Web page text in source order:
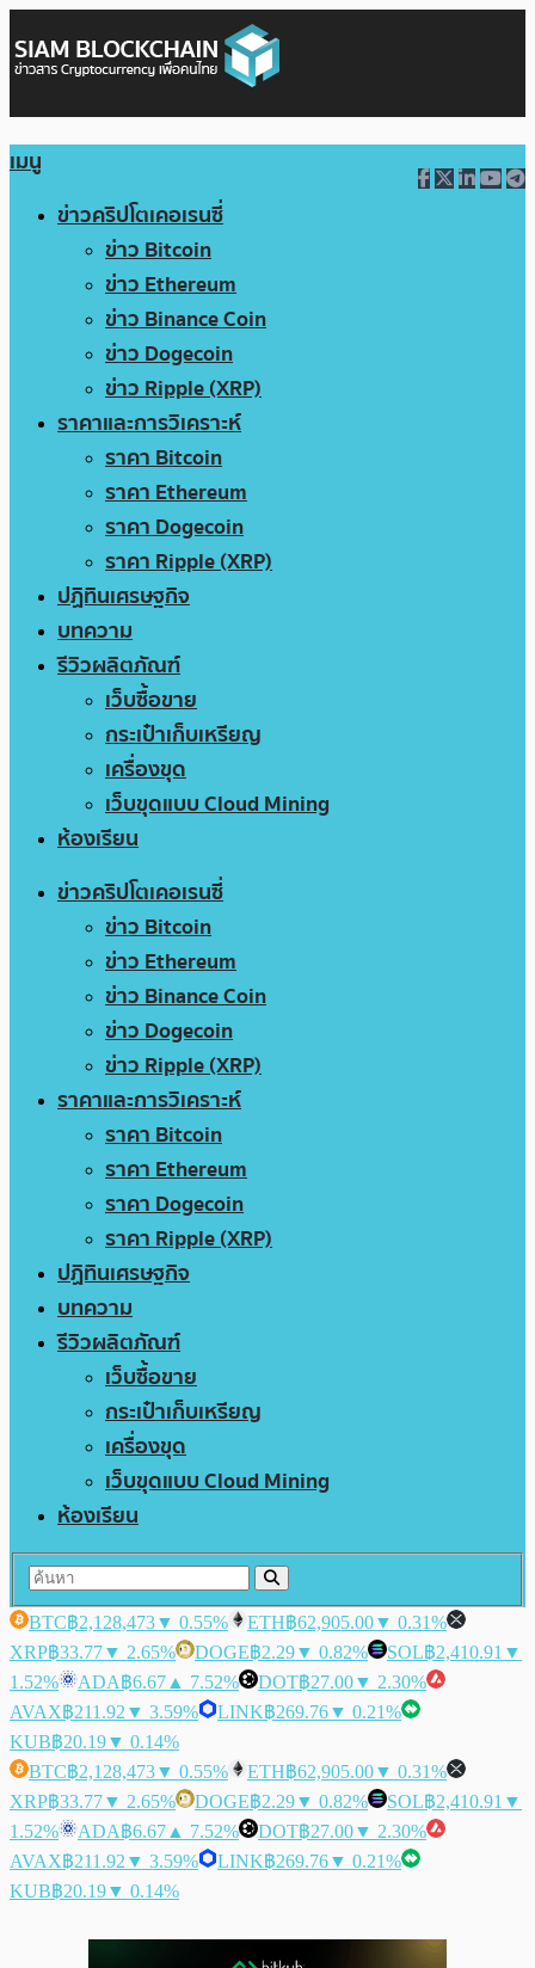
เมนู
ข่าวคริปโตเคอเรนซี่
ข่าว Bitcoin
ข่าว Ethereum
ข่าว Binance Coin
ข่าว Dogecoin
ข่าว Ripple (XRP)
ราคาและการวิเคราะห์
ราคา Bitcoin
ราคา Ethereum
ราคา Dogecoin
ราคา Ripple (XRP)
ปฏิทินเศรษฐกิจ
บทความ
รีวิวผลิตภัณฑ์
เว็บซื้อขาย
กระเป๋าเก็บเหรียญ
เครื่องขุด
เว็บขุดแบบ Cloud Mining
ห้องเรียน
ข่าวคริปโตเคอเรนซี่
ข่าว Bitcoin
ข่าว Ethereum
ข่าว Binance Coin
ข่าว Dogecoin
ข่าว Ripple (XRP)
ราคาและการวิเคราะห์
ราคา Bitcoin
ราคา Ethereum
ราคา Dogecoin
ราคา Ripple (XRP)
ปฏิทินเศรษฐกิจ
บทความ
รีวิวผลิตภัณฑ์
เว็บซื้อขาย
กระเป๋าเก็บเหรียญ
เครื่องขุด
เว็บขุดแบบ Cloud Mining
ห้องเรียน
BTC฿2,128,473▼ 0.55% ETH฿62,905.00▼ 0.31%
XRP฿33.77▼ 2.65% DOGE฿2.29▼ 0.82% SOL฿2,410.91 ▼
1.52%
ADA฿6.67 ▲ 7.52% DOT฿27.00▼ 2.30%
AVAX฿211.92 ▼ 3.59% LINK฿269.76▼ 0.21%
KUB฿20.19▼ 0.14%
BTC฿2,128,473▼ 0.55% ETH฿62,905.00▼ 0.31%
XRP฿33.77▼ 2.65% DOGE฿2.29▼ 0.82% SOL฿2,410.91 ▼
1.52%
ADA฿6.67 ▲ 7.52% DOT฿27.00▼ 2.30%
AVAX฿211.92 ▼ 3.59% LINK฿269.76▼ 0.21%
KUB฿20.19▼ 0.14%